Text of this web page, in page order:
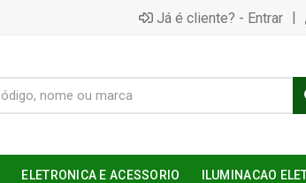
Já é cliente? - Entrar |
ELETRONICA E ACESSORIO ILUMINACAO